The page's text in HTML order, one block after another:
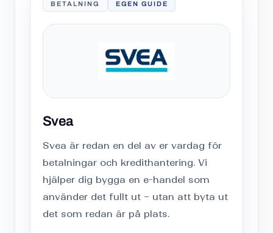
BETALNING EGEN GUIDE
Svea
Svea är redan en del av er vardag för
betalningar och kredithantering. Vi
hjälper dig bygga en e-handel som
använder det fullt ut – utan att byta ut
det som redan är på plats.